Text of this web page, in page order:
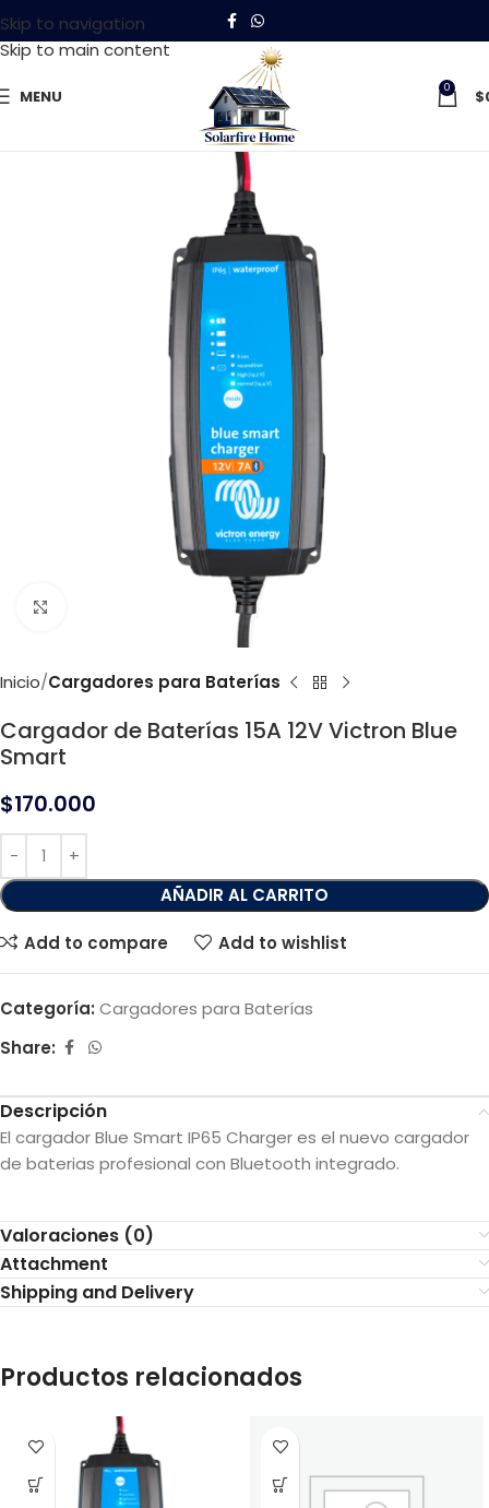
Skip to navigation
Skip to main content
MENU 0 $
Inicio Cargadores para Baterías
Cargador de Baterías 15A 12V Victron Blue
Smart
$170.000
AÑADIR AL CARRITO
Add to compare Add to wishlist
Categoría: Cargadores para Baterías
Share:
Descripción
El cargador Blue Smart IP65 Charger es el nuevo cargador
de baterias profesional con Bluetooth integrado.
Valoraciones (0)
Attachment
Shipping and Delivery
Productos relacionados